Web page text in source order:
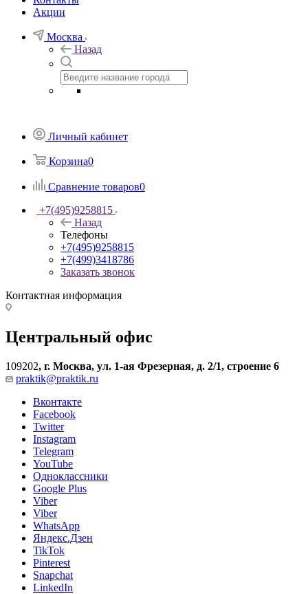
Акции
Москва
Назад
Личный кабинет
Корзина0
Сравнение товаров0
+7(495)9258815
Назад
Телефоны
+7(495)9258815
+7(499)3418786
Заказать звонок
Контактная информация
Центральный офис
109202, г. Москва, ул. 1-ая Фрезерная, д. 2/1, строение 6
praktik@praktik.ru
Вконтакте
Facebook
Twitter
Instagram
Telegram
YouTube
Одноклассники
Google Plus
Viber
Viber
WhatsApp
Яндекс.Дзен
TikTok
Pinterest
Snapchat
LinkedIn